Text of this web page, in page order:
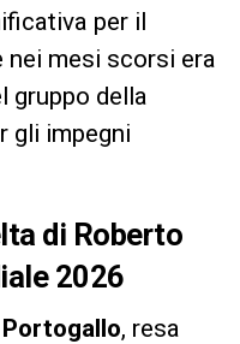
per il
nei mesi scorsi era
gruppo della
gli impegni
di Roberto
2026
Portogallo, resa